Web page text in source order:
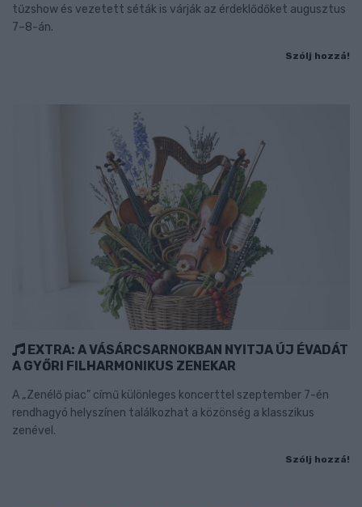
tűzshow és vezetett séták is várják az érdeklődőket augusztus
7–8-án.
Szólj hozzá!
EXTRA: A VÁSÁRCSARNOKBAN NYITJA ÚJ ÉVADÁT
A GYŐRI FILHARMONIKUS ZENEKAR
A „Zenélő piac” című különleges koncerttel szeptember 7-én
rendhagyó helyszínen találkozhat a közönség a klasszikus
zenével.
Szólj hozzá!